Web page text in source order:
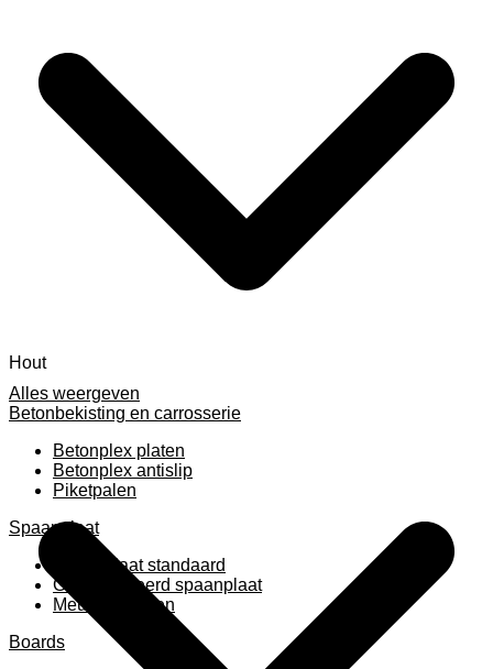
Alles weergeven
Betonbekisting en carrosserie
Betonplex platen
Betonplex antislip
Piketpalen
Spaanplaat
Spaanplaat standaard
Geplastificeerd spaanplaat
Meubelpanelen
Boards
Hout